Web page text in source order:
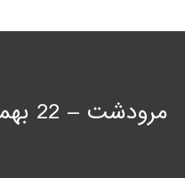
مرودشت – 22 بهمن شمالی